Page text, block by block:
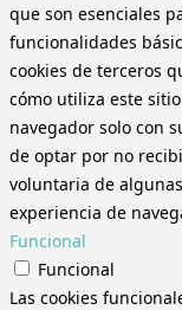
que son esenciales
funcionalidades
cookies de terceros
cómo utiliza este
navegador solo con
de optar por no
voluntaria de
experiencia de
Funcional
Funcional
Las cookies